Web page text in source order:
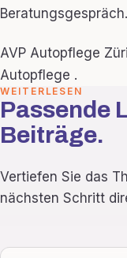
Beratungsgespräch.
AVP Autopflege
Autopflege .
WEITERLESEN
Passende
Beiträge.
Vertiefen Sie das
nächsten Schritt